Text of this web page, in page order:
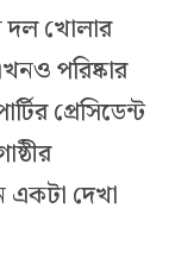
দল খোলার
পরিষ্কার
প্রেসিডেন্ট
একটা দেখা